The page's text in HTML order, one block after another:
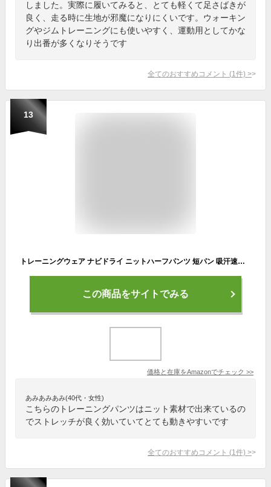
しました。実際に履いてみると、とても軽くて足さばきが
良く、走る時に生地が邪魔になりにくいです。ウォーキン
グやジムトレーニングにも使いやすく、運動用としてかな
り出番が多くなりそうです
全てのおすすめコメント (1 件) >
13
トレーニングウェア ナビドライ ニットハーフパンツ 短パン 吸汗速乾 UV UPF15 32MDC390 レディース ブラック/マゼンダ L
この商品をサイトでみる
価格と在庫をAmazonでチェック >>
あみあみあみ(40代・女性)
こちらのトレーニングパンツはニット素材で出来ているの
でストレッチが良く効いていてとても動きやすいです
全てのおすすめコメント (1 件) >